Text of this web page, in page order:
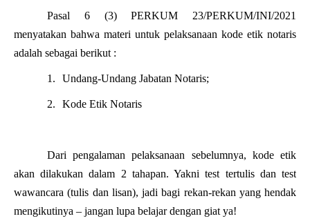
Pasal 6 (3) PERKUM 23/PERKUM/INI/2021
menyatakan bahwa materi untuk pelaksanaan kode etik notaris
adalah sebagai berikut :
1. Undang-Undang Jabatan Notaris;
2. Kode Etik Notaris
Dari pengalaman pelaksanaan sebelumnya, kode etik
akan dilakukan dalam 2 tahapan. Yakni test tertulis dan test
wawancara (tulis dan lisan), jadi bagi rekan-rekan yang hendak
mengikutinya – jangan lupa belajar dengan giat ya!